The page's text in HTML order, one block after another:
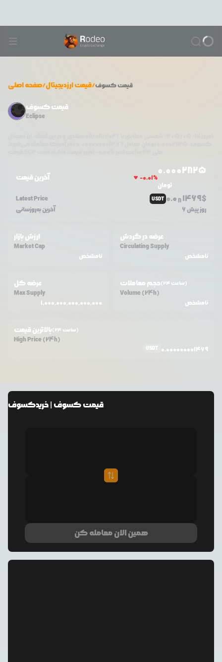
صفحه اصلی/قیمت ارزدیجیتال/ قیمتکسوف
قیمت کسوف
Eclipse
آخرین قیمت -0.01%
0.0002825
تومان
Latest Price
USDT 0.0 81469$
آخرین به‌روزسانی 6 روز پیش
ارزش بازار
Market Cap
نامشخص
عرضه در گردش
Circulating Supply
نامشخص
عرضه کل
Max Supply
1,000,000,000,000,000
حجم معاملات (24 ساعت)
Volume (24h)
نامشخص
بالاترین قیمت (24 ساعت)
High Price (24h)
USDT 0.000000001469
قیمتکسوف | خریدکسوف
همین الان معامله کن